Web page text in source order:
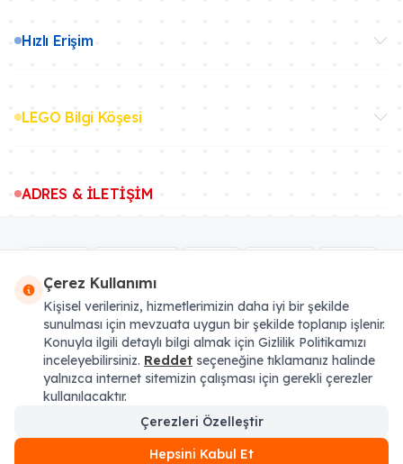
Hızlı Erişim
LEGO Bilgi Köşesi
ADRES & İLETİŞİM
* Tüm fiyatlara Yasal KDV eklenmiştir. Sipariş sonu artı Kargo Ücreti binebilir.
LEGO®, LEGO® logosu, Minifigure, DUPLO®, LEGENDS OF CHIMA, NINJAGO,
BIONICLE, MINDSTORMS ve MIXELS LEGO® Group'un tescilli ticari markasıdır
ve bu siteyi desteklemez, onaylamaz veya yetkilendirmez. Resmi LEGO web
sitesini ziyaret etmek için:lego.com
Set-Kur.com © 2020'den günümüze
Çerez Kullanımı
Kişisel verileriniz, hizmetlerimizin daha iyi bir şekilde
sunulması için mevzuata uygun bir şekilde toplanıp işlenir.
Konuyla ilgili detaylı bilgi almak için Gizlilik Politikamızı
inceleyebilirsiniz. Reddet seçeneğine tıklamanız halinde
yalnızca internet sitemizin çalışması için gerekli çerezler
kullanılacaktır.
Çerezleri Özelleştir
Hepsini Kabul Et